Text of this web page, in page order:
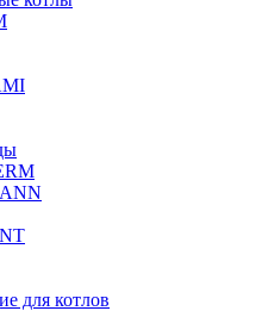
для котлов